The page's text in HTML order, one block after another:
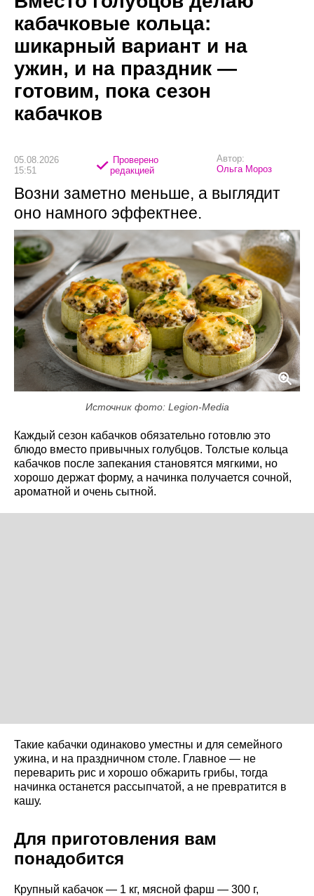
кабачковые кольца:
шикарный вариант и на
ужин, и на праздник —
готовим, пока сезон
кабачков
05.08.2026
15:51
Проверено
редакцией
Автор:
Ольга Мороз
Возни заметно меньше, а выглядит
оно намного эффектнее.
Источник фото: Legion-Media
Каждый сезон кабачков обязательно готовлю это
блюдо вместо привычных голубцов. Толстые кольца
кабачков после запекания становятся мягкими, но
хорошо держат форму, а начинка получается сочной,
ароматной и очень сытной.
Такие кабачки одинаково уместны и для семейного
ужина, и на праздничном столе. Главное — не
переварить рис и хорошо обжарить грибы, тогда
начинка останется рассыпчатой, а не превратится в
кашу.
Для приготовления вам
понадобится
Крупный кабачок — 1 кг, мясной фарш — 300 г,